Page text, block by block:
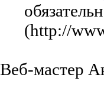
(http://
Веб-мастер